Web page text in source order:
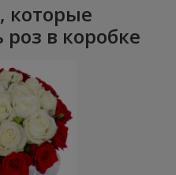
которые
в коробке